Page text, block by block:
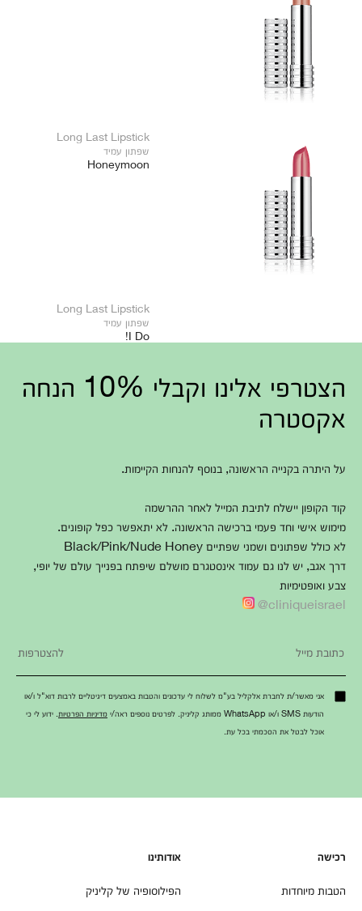
Long Last Lipstick
שפתון עמיד
Honeymoon
Long Last Lipstick
שפתון עמיד
I Do!
הצטרפי אלינו וקבלי 10% הנחה
אקסטרה
על היתרה בקנייה הראשונה, בנוסף להנחות הקיימות.
קוד הקופון יישלח לתיבת המייל לאחר ההרשמה
מימוש אישי וחד פעמי ברכישה הראשונה. לא יתאפשר כפל קופונים.
לא כולל שפתונים ושמני שפתיים Black/Pink/Nude Honey
דרך אגב, יש לנו גם עמוד אינסטגרם מושלם שיפתח בפנייך עולם של יופי,
צבע ואופטימיות
cliniqueisrael@
אני מאשר/ת לחברת אלקליל בע"מ לשלוח לי עדכונים והטבות באמצעים דיגיטליים לרבות דוא"ל ו/או
הודעות SMS ו/או WhatsApp ממותג קליניק. לפרטים נוספים ראה/י
מדיניות הפרטיות . ידוע לי כי
אוכל לבטל את הסכמתי בכל עת.
רכישה
הטבות מיוחדות
אודותינו
הפילוסופיה של קליניק